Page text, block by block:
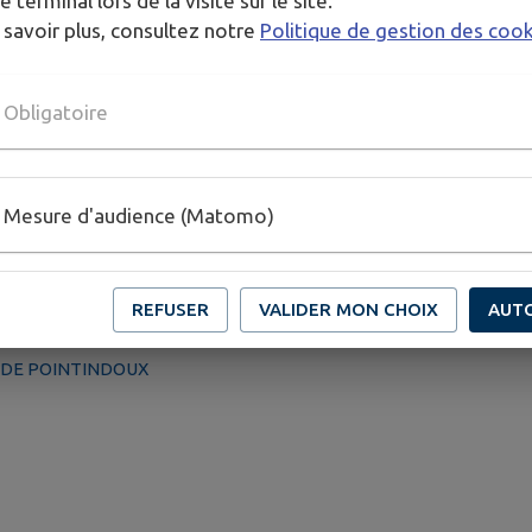
DE POINTINDOUX
savoir plus, consultez notre Politique de gestion des
Obligatoire
Mesure d'audience (Matomo)
REFUSER VALIDER MON CHOIX